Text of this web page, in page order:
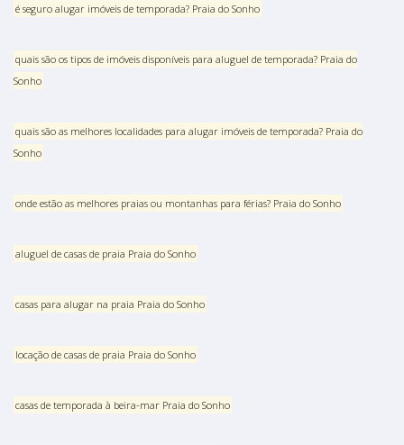
é seguro alugar imóveis de temporada? Praia do Sonho
quais são os tipos de imóveis disponíveis para aluguel de temporada? Praia do
Sonho
quais são as melhores localidades para alugar imóveis de temporada? Praia do
Sonho
onde estão as melhores praias ou montanhas para férias? Praia do Sonho
aluguel de casas de praia Praia do Sonho
casas para alugar na praia Praia do Sonho
locação de casas de praia Praia do Sonho
casas de temporada à beira-mar Praia do Sonho